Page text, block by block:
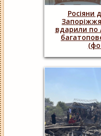
Росіяни
вдарили по